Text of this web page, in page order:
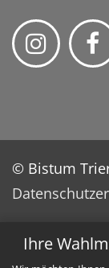
Ihre
© Bistum